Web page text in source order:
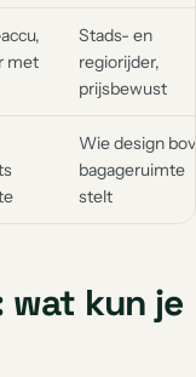
met
Stads- en
regiorijder,
prijsbewust
Wie design
bagageruimte
stelt
wat kun je